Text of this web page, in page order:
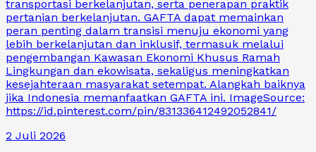
transportasi berkelanjutan, serta penerapan praktik
pertanian berkelanjutan. GAFTA dapat memainkan
peran penting dalam transisi menuju ekonomi yang
lebih berkelanjutan dan inklusif, termasuk melalui
pengembangan Kawasan Ekonomi Khusus Ramah
Lingkungan dan ekowisata, sekaligus meningkatkan
kesejahteraan masyarakat setempat. Alangkah baiknya
jika Indonesia memanfaatkan GAFTA ini. ImageSource:
https://id.pinterest.com/pin/831336412492052841/
2 Juli 2026